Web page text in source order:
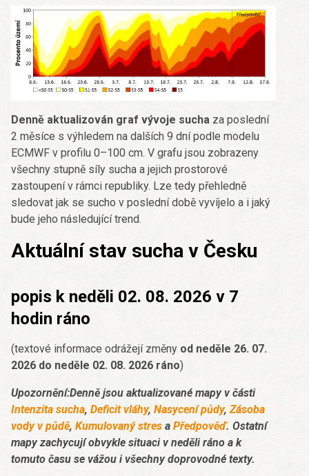
Denně aktualizován graf vývoje sucha za poslední
2 měsíce s výhledem na dalších 9 dní podle modelu
ECMWF v profilu 0–100 cm. V grafu jsou zobrazeny
všechny stupně síly sucha a jejich prostorové
zastoupení v rámci republiky. Lze tedy přehledně
sledovat jak se sucho v poslední době vyvíjelo a i jaký
bude jeho následující trend.
Aktuální stav sucha v Česku
popis k neděli 02. 08. 2026 v 7
hodin ráno
(textové informace odrážejí změny od neděle 26. 07.
2026 do neděle 02. 08. 2026 ráno)
Upozornění:Denně jsou aktualizované mapy v části
Intenzita sucha, Deficit vláhy, Nasycení půdy, Zásoba
vody v půdě, Kumulovaný stres a Předpověď. Ostatní
mapy zachycují obvykle situaci v neděli ráno a k
tomuto času se vážou i všechny doprovodné texty.